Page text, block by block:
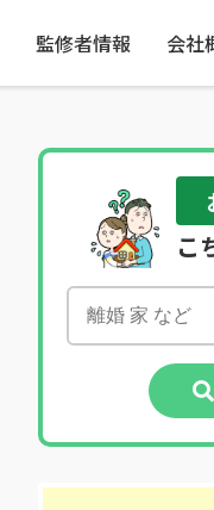
監修者情報 会社
こ